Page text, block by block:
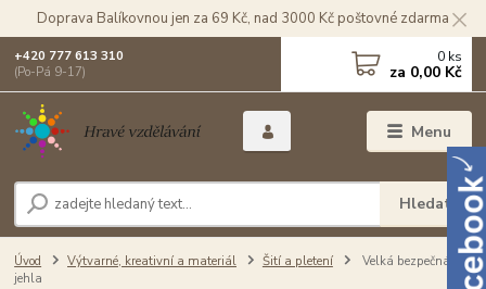
Doprava Balíkovnou jen za 69 Kč, nad 3000 Kč poštovné zdarma
Menu
Hledat
+420 777 613 310
(Po-Pá 9-17)
0 ks
za 0,00 Kč
Úvod Výtvarné, kreativní a materiál Šití a pletení
Velká bezpečná
jehla